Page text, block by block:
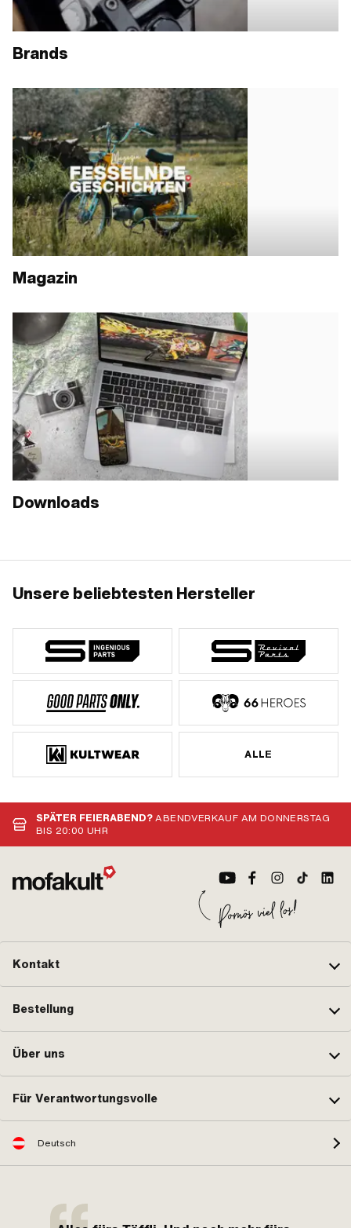
Brands
Magazin
Downloads
Unsere beliebtesten Hersteller
ALLE
SPÄTER FEIERABEND?ABENDVERKAUF AM DONNERSTAG
BIS 20:00 UHR
Kontakt
Bestellung
Über uns
Für Verantwortungsvolle
Deutsch